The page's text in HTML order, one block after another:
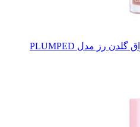
رژ لب مایع حجم دهنده براق گلدن رز مدل PLUMPED